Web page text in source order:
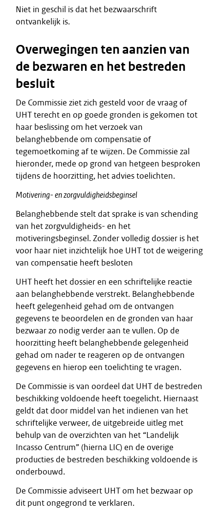
Niet in geschil is dat het bezwaarschrift
ontvankelijk is.
Overwegingen ten aanzien van
de bezwaren en het bestreden
besluit
De Commissie ziet zich gesteld voor de vraag of
UHT terecht en op goede gronden is gekomen tot
haar beslissing om het verzoek van
belanghebbende om compensatie of
tegemoetkoming af te wijzen. De Commissie zal
hieronder, mede op grond van hetgeen besproken
tijdens de hoorzitting, het advies toelichten.
Motivering- en zorgvuldigheidsbeginsel
Belanghebbende stelt dat sprake is van schending
van het zorgvuldigheids- en het
motiveringsbeginsel. Zonder volledig dossier is het
voor haar niet inzichtelijk hoe UHT tot de weigering
van compensatie heeft besloten
UHT heeft het dossier en een schriftelijke reactie
aan belanghebbende verstrekt. Belanghebbende
heeft gelegenheid gehad om de ontvangen
gegevens te beoordelen en de gronden van haar
bezwaar zo nodig verder aan te vullen. Op de
hoorzitting heeft belanghebbende gelegenheid
gehad om nader te reageren op de ontvangen
gegevens en hierop een toelichting te vragen.
De Commissie is van oordeel dat UHT de bestreden
beschikking voldoende heeft toegelicht. Hiernaast
geldt dat door middel van het indienen van het
schriftelijke verweer, de uitgebreide uitleg met
behulp van de overzichten van het “Landelijk
Incasso Centrum” (hierna LIC) en de overige
producties de bestreden beschikking voldoende is
onderbouwd.
De Commissie adviseert UHT om het bezwaar op
dit punt ongegrond te verklaren.